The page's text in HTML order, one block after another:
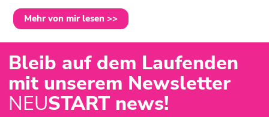
Mehr von mir lesen >>
Bleib auf dem Laufenden
mit unserem Newsletter
NEUSTART news!